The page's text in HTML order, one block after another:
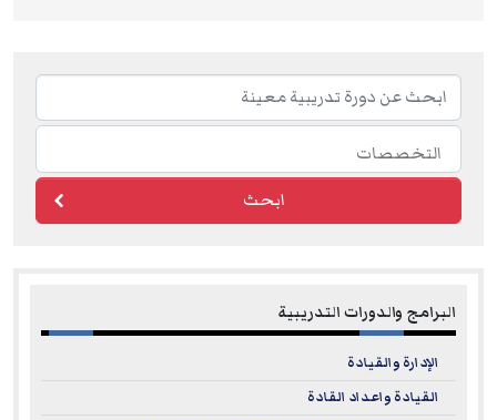
ابحث
البرامج والدورات التدريبية
الإدارة والقيادة
القيادة واعداد القادة